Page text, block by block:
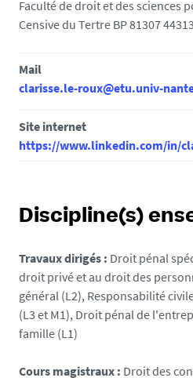
Faculté de droit et des sciences
Censive du Tertre BP 81307
Mail
clarisse.le-roux@etu.univ-
Site internet
https://www.linkedin.com/in/
Discipline(s)
Travaux dirigés : Droit pénal
droit privé et au droit des
général (L2), Responsabilité
(L3 et M1), Droit pénal de
famille (L1)
Cours magistraux : Droit des